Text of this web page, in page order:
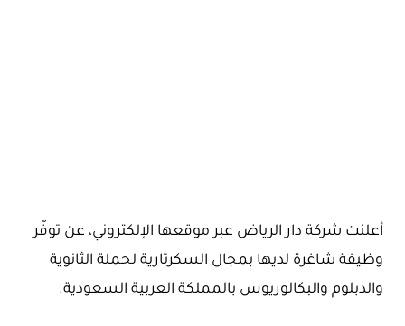
أعلنت شركة دار الرياض عبر موقعها الإلكتروني، عن توفّر
وظيفة شاغرة لديها بمجال السكرتارية لحملة الثانوية
والدبلوم والبكالوريوس بالمملكة العربية السعودية.